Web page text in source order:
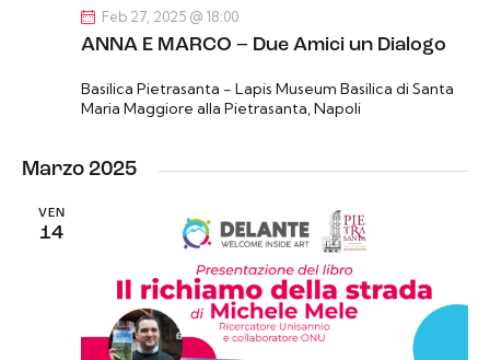
ANNA E MARCO – Due Amici un Dialogo
Feb 27, 2025 @ 18:00
Basilica Pietrasanta - Lapis Museum Basilica di Santa
Maria Maggiore alla Pietrasanta, Napoli
Marzo 2025
VEN
14